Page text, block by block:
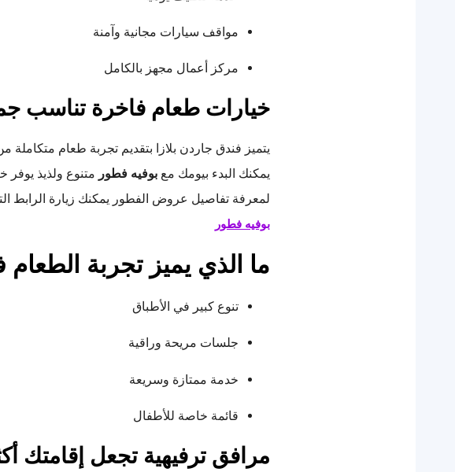
مواقف سيارات مجانية وآمنة
مركز أعمال مجهز بالكامل
خيارات طعام فاخرة تناسب
يتميز فندق جاردن بلازا بتقديم تجربة طعام متكاملة
يمكنك البدء بيومك مع بوفيه فطور متنوع ولذيذ
لمعرفة تفاصيل عروض الفطور يمكنك زيارة الرابط
بوفيه فطور
ما الذي يميز تجربة
تنوع كبير في الأطباق
جلسات مريحة وراقية
خدمة ممتازة وسريعة
قائمة خاصة للأطفال
مرافق ترفيهية تجعل إقامتك